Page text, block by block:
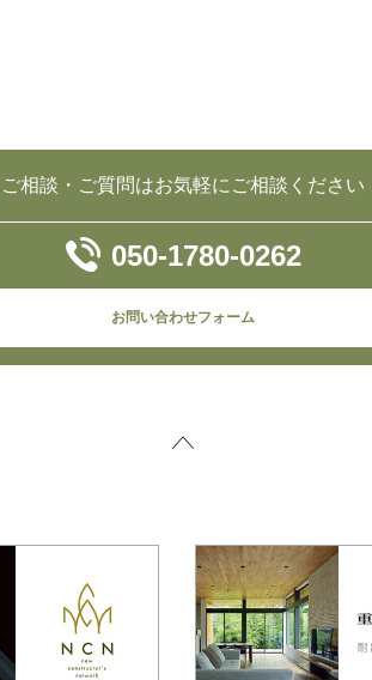
ご相談・ご質問はお気軽にご相談ください
050-1780-0262
お問い合わせフォーム